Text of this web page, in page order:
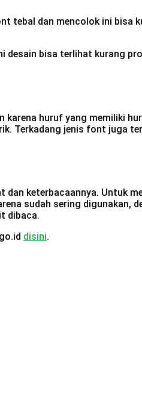
tebal dan mencolok ini bisa
desain bisa terlihat kurang
karena huruf yang memiliki
Terkadang jenis font juga
keterbacaannya. Untuk
sudah sering digunakan,
dibaca.
disini.